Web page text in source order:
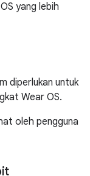
yang lebih
diperlukan untuk
Wear OS.
oleh pengguna